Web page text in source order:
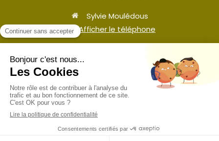
Sylvie Moulédous
Afficher le téléphone
Plan du site
Mentions légales
Contacter Sylvie Moulédous